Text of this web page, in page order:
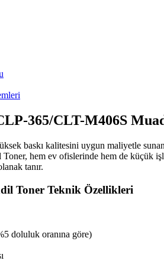
365/CLT-M406S
baskı kalitesini uygun maliyetle
hem ev ofislerinde hem de küçük
tanır.
Toner Teknik Özellikleri
doluluk oranına göre)